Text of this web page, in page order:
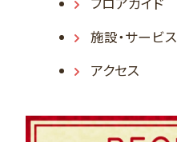
施設・サービス
アクセス